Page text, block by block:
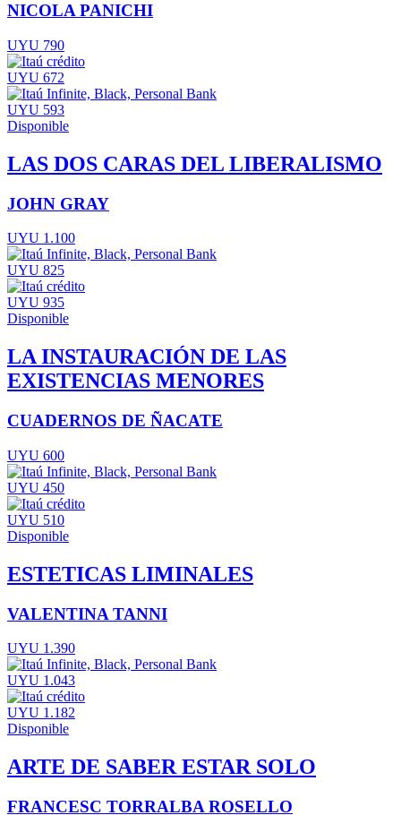
NICOLA PANICHI
UYU 790
UYU 672
UYU 593
Disponible
LAS DOS CARAS DEL LIBERALISMO
JOHN GRAY
UYU 1.100
UYU 825
UYU 935
Disponible
LA INSTAURACIÓN DE LAS
EXISTENCIAS MENORES
CUADERNOS DE ÑACATE
UYU 600
UYU 450
UYU 510
Disponible
ESTETICAS LIMINALES
VALENTINA TANNI
UYU 1.390
UYU 1.043
UYU 1.182
Disponible
ARTE DE SABER ESTAR SOLO
FRANCESC TORRALBA ROSELLO